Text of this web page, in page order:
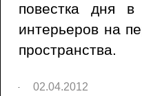
повестка дня в
интерьеров на
пространства.
02.04.2012